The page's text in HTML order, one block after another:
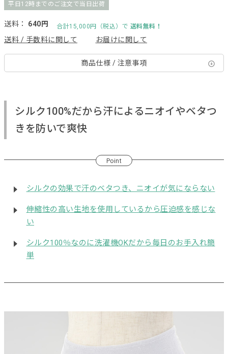
平日12時までのご注文で当日出荷
送料： 640円 合計15,000円（税込）で 送料無料！
送料 / 手数料に関して お届けに関して
商品仕様 / 注意事項
シルク100%だから汗によるニオイやベタつ
きを防いで爽快
Point
シルクの効果で汗のベタつき、ニオイが気にならない
伸縮性の高い生地を使用しているから圧迫感を感じな
い
シルク100％なのに洗濯機OKだから毎日のお手入れ簡
単